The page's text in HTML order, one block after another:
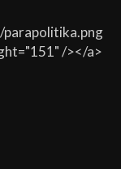
parapolitika.png
/></a>